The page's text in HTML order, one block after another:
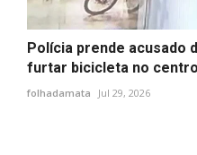
Polícia prende acusado
furtar bicicleta no
folhadamata Jul 29, 2026